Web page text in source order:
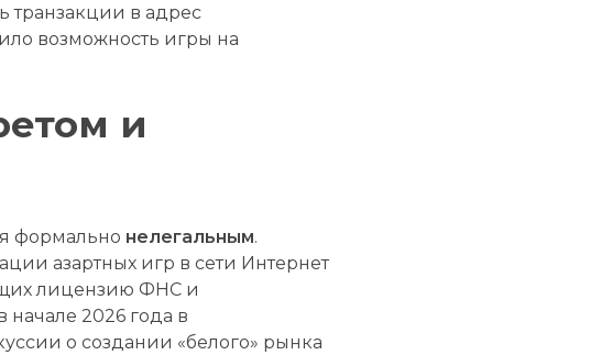
транзакции в адрес
возможность игры на
и
формально нелегальным.
азартных игр в сети Интернет
лицензию ФНС и
2026 года в
о создании «белого» рынка